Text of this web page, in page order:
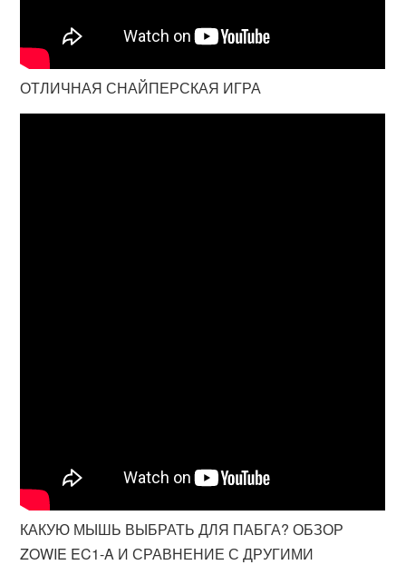
ОТЛИЧНАЯ СНАЙПЕРСКАЯ ИГРА
КАКУЮ МЫШЬ ВЫБРАТЬ ДЛЯ ПАБГА? ОБЗОР
ZOWIE EC1-A И СРАВНЕНИЕ С ДРУГИМИ